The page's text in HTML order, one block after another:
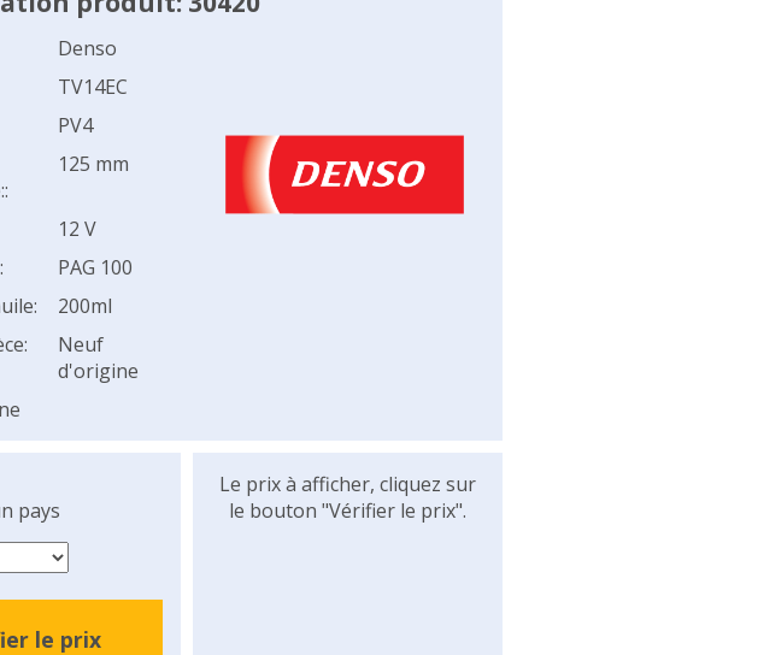
Denso
TV14EC
PV4
125 mm
12 V
PAG 100
200ml
Neuf
d'origine
pays
le prix
Le prix à afficher, cliquez sur
le bouton "Vérifier le prix".